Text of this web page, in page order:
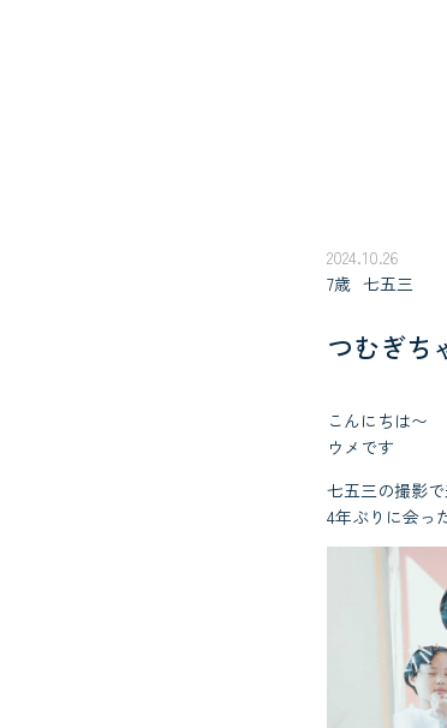
2024.10.26
7歳 七五三
つむぎち
こんにちは〜
ウメです
七五三の撮影
4年ぶりに会っ